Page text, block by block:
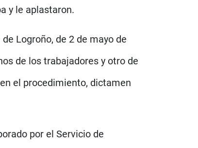
y le aplastaron.
Logroño, de 2 de mayo de
de los trabajadores y otro de
el procedimiento, dictamen
por el Servicio de